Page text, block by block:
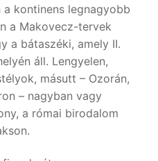
a kontinens legnagyobb
a Makovecz-tervek
a bátaszéki, amely II.
áll. Lengyelen,
másutt – Ozorán,
– nagyban vagy
a római birodalom